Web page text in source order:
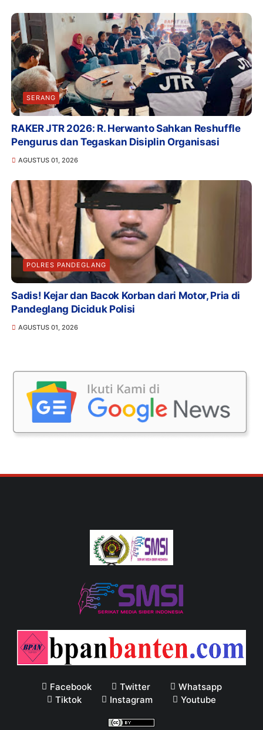
SERANG
RAKER JTR 2026: R. Herwanto Sahkan Reshuffle
Pengurus dan Tegaskan Disiplin Organisasi
AGUSTUS 01, 2026
POLRES PANDEGLANG
Sadis! Kejar dan Bacok Korban dari Motor, Pria di
Pandeglang Diciduk Polisi
AGUSTUS 01, 2026
Facebook Twitter
Whatsapp
Tiktok
Instagram Youtube